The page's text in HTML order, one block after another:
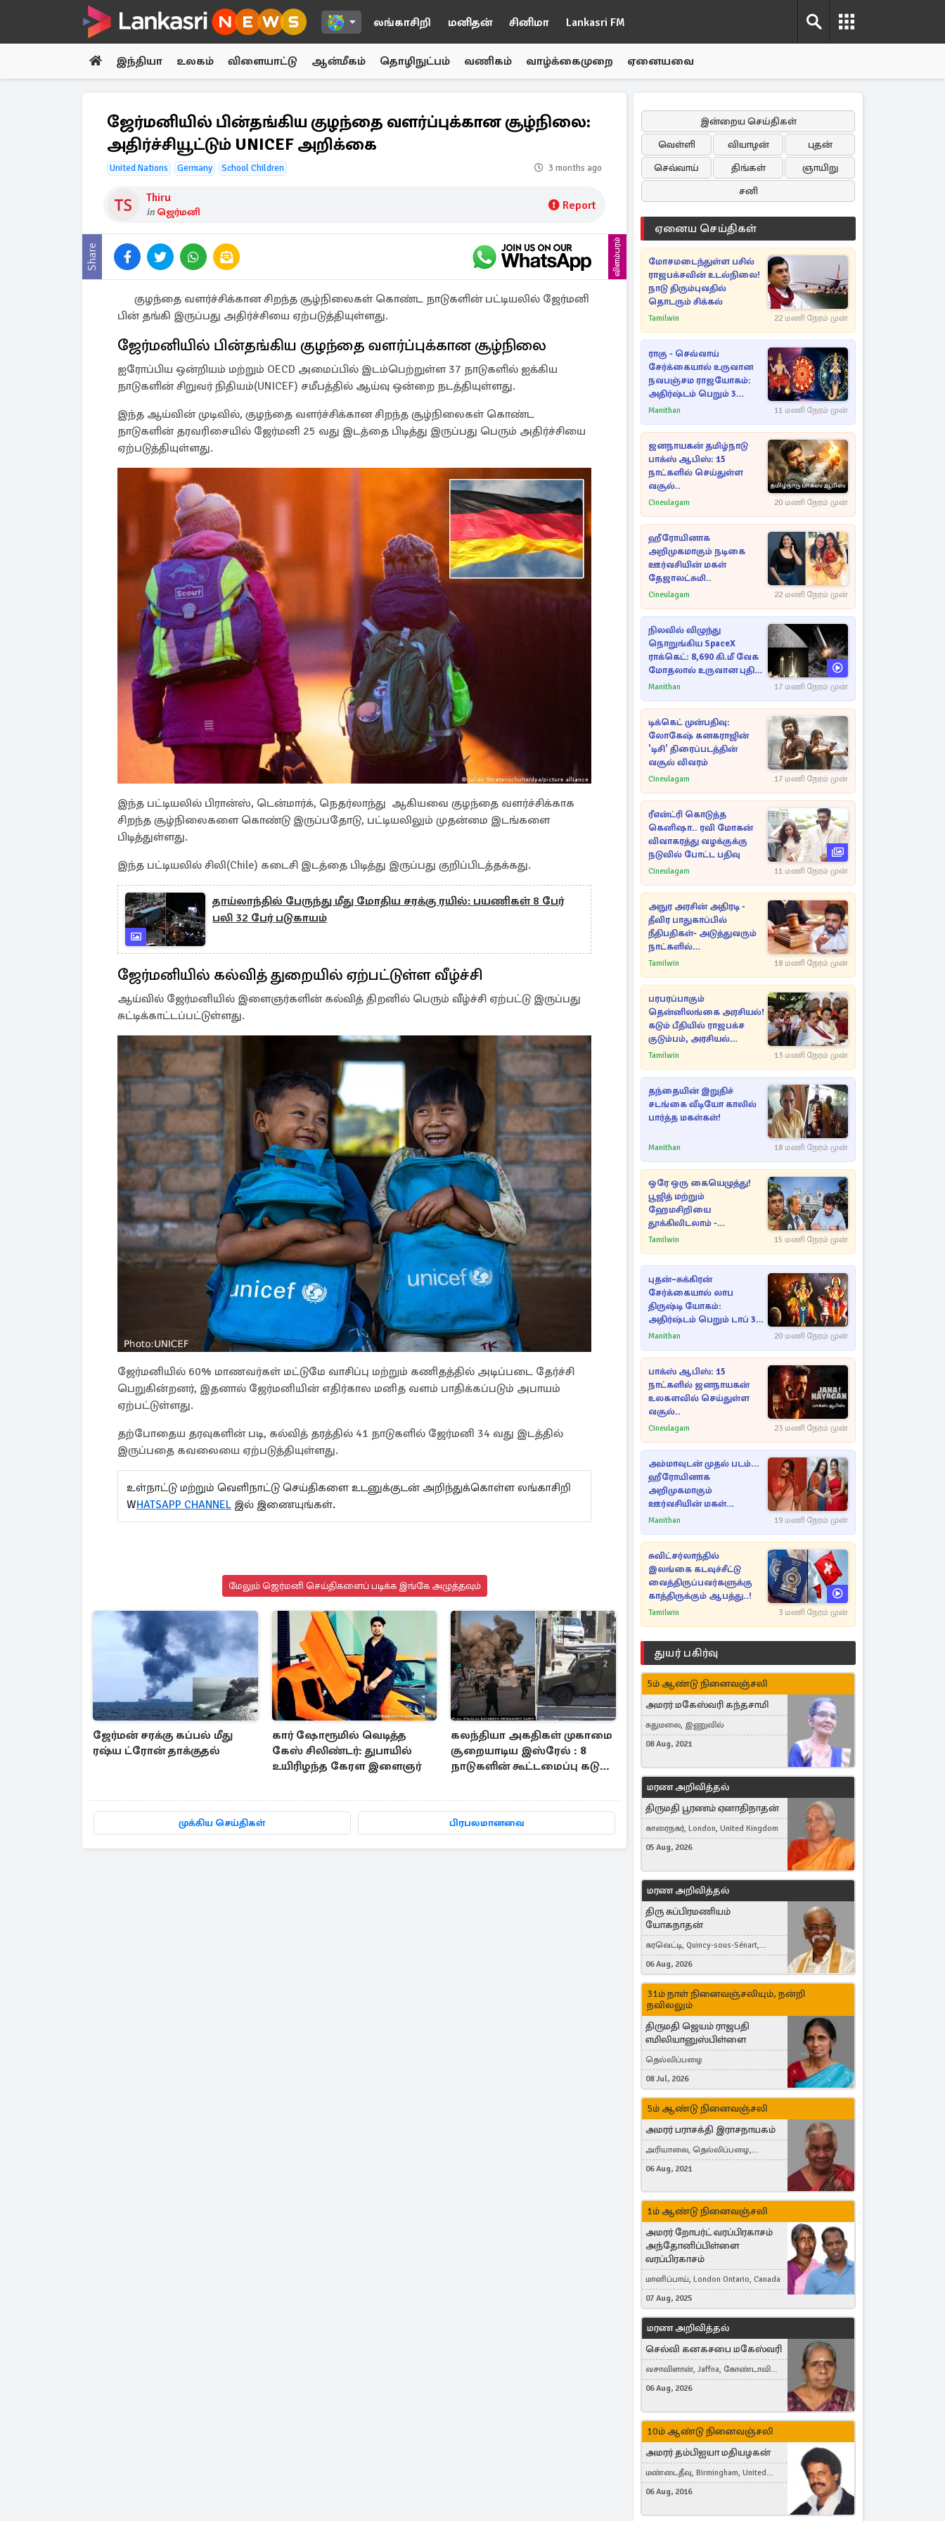
லங்காசிறி மனிதன் சினிமா Lankasri FM
இந்தியா உலகம் விளையாட்டு ஆன்மீகம் தொழிநுட்பம் வணிகம் வாழ்க்கைமுறை ஏனையவை
ஜேர்மனியில் பின்தங்கிய குழந்தை வளர்ப்புக்கான சூழ்நிலை:
அதிர்ச்சியூட்டும் UNICEF அறிக்கை
United Nations Germany School Children 3 months ago
Thiru
in ஜெர்மனி Report
Share விளம்பரம்
குழந்தை வளர்ச்சிக்கான சிறந்த சூழ்நிலைகள் கொண்ட நாடுகளின் பட்டியலில் ஜேர்மனி
பின் தங்கி இருப்பது அதிர்ச்சியை ஏற்படுத்தியுள்ளது.
ஜேர்மனியில் பின்தங்கிய குழந்தை வளர்ப்புக்கான சூழ்நிலை
ஐரோப்பிய ஒன்றியம் மற்றும் OECD அமைப்பில் இடம்பெற்றுள்ள 37 நாடுகளில் ஐக்கிய
நாடுகளின் சிறுவர் நிதியம்(UNICEF) சமீபத்தில் ஆய்வு ஒன்றை நடத்தியுள்ளது.
இந்த ஆய்வின் முடிவில், குழந்தை வளர்ச்சிக்கான சிறந்த சூழ்நிலைகள் கொண்ட
நாடுகளின் தரவரிசையில் ஜேர்மனி 25 வது இடத்தை பிடித்து இருப்பது பெரும் அதிர்ச்சியை
ஏற்படுத்தியுள்ளது.
இந்த பட்டியலில் பிரான்ஸ், டென்மார்க், நெதர்லாந்து ஆகியவை குழந்தை வளர்ச்சிக்காக
சிறந்த சூழ்நிலைகளை கொண்டு இருப்பதோடு, பட்டியலிலும் முதன்மை இடங்களை
பிடித்துள்ளது.
இந்த பட்டியலில் சிலி(Chile) கடைசி இடத்தை பிடித்து இருப்பது குறிப்பிடத்தக்கது.
தாய்லாந்தில் பேருந்து மீது மோதிய சரக்கு ரயில்: பயணிகள் 8 பேர்
பலி 32 பேர் படுகாயம்
ஜேர்மனியில் கல்வித் துறையில் ஏற்பட்டுள்ள வீழ்ச்சி
ஆய்வில் ஜேர்மனியில் இளைஞர்களின் கல்வித் திறனில் பெரும் வீழ்ச்சி ஏற்பட்டு இருப்பது
சுட்டிக்காட்டப்பட்டுள்ளது.
ஜேர்மனியில் 60% மாணவர்கள் மட்டுமே வாசிப்பு மற்றும் கணிதத்தில் அடிப்படை தேர்ச்சி
பெறுகின்றனர், இதனால் ஜேர்மனியின் எதிர்கால மனித வளம் பாதிக்கப்படும் அபாயம்
ஏற்பட்டுள்ளது.
தற்போதைய தரவுகளின் படி, கல்வித் தரத்தில் 41 நாடுகளில் ஜேர்மனி 34 வது இடத்தில்
இருப்பதை கவலையை ஏற்படுத்தியுள்ளது.
உள்நாட்டு மற்றும் வெளிநாட்டு செய்திகளை உடனுக்குடன் அறிந்துக்கொள்ள லங்காசிறி
WHATSAPP CHANNEL இல் இணையுங்கள்.
மேலும் ஜெர்மனி செய்திகளைப் படிக்க இங்கே அழுத்தவும்
ஜேர்மன் சரக்கு கப்பல் மீது
ரஷ்ய ட்ரோன் தாக்குதல்
கார் ஷோரூமில் வெடித்த
கேஸ் சிலிண்டர்: துபாயில்
உயிரிழந்த கேரள இளைஞர்
கலந்தியா அகதிகள் முகாமை
சூறையாடிய இஸ்ரேல் : 8
நாடுகளின் கூட்டமைப்பு கடும்
முக்கிய செய்திகள் பிரபலமானவை
இன்றைய செய்திகள்
வெள்ளி
வியாழன்
புதன்
செவ்வாய்
திங்கள்
ஞாயிறு
சனி
ஏனைய செய்திகள்
மோசமடைந்துள்ள பசில்
ராஜபக்சவின் உடல்நிலை!
நாடு திரும்புவதில்
தொடரும் சிக்கல்
Tamilwin 22 மணி நேரம் முன்
ராகு - செவ்வாய்
சேர்க்கையால் உருவான
நவபஞ்சம ராஜயோகம்:
அதிர்ஷ்டம் பெறும் 3
ராசிகள்!
Manithan 11 மணி நேரம் முன்
ஜனநாயகன் தமிழ்நாடு
பாக்ஸ் ஆபிஸ்: 15
நாட்களில் செய்துள்ள
வசூல்..
Cineulagam 20 மணி நேரம் முன்
ஹீரோயினாக
அறிமுகமாகும் நடிகை
ஊர்வசியின் மகள்
தேஜாலட்சுமி..
Cineulagam 22 மணி நேரம் முன்
நிலவில் விழுந்து
நொறுங்கிய SpaceX
ராக்கெட்: 8,690 கி.மீ வேக
மோதலால் உருவான புதிய
பள்ளம்!
Manithan 17 மணி நேரம் முன்
டிக்கெட் முன்பதிவு:
லோகேஷ் கனகராஜின்
'டிசி' திரைப்படத்தின்
வசூல் விவரம்
Cineulagam 17 மணி நேரம் முன்
ரீஎன்ட்ரி கொடுத்த
கெனிஷா.. ரவி மோகன்
விவாகரத்து வழக்குக்கு
நடுவில் போட்ட பதிவு
Cineulagam 11 மணி நேரம் முன்
அநுர அரசின் அதிரடி -
தீவிர பாதுகாப்பில்
நீதிபதிகள்- அடுத்துவரும்
நாட்களில்
அம்பலமாகவுள்ள ரகசியம்
Tamilwin 18 மணி நேரம் முன்
பரபரப்பாகும்
தென்னிலங்கை அரசியல்!
கடும் பீதியில் ராஜபக்ச
குடும்பம், அரசியல்
நட்புகள்
Tamilwin 13 மணி நேரம் முன்
தந்தையின் இறுதிச்
சடங்கை வீடியோ காலில்
பார்த்த மகள்கள்!
Manithan 18 மணி நேரம் முன்
ஒரே ஒரு கையெழுத்து!
பூஜித் மற்றும்
ஹேமசிறியை
தூக்கிலிடலாம் -
அநுரவுக்குச் சென்ற
Tamilwin 15 மணி நேரம் முன்
புதன்–சுக்கிரன்
சேர்க்கையால் லாப
திருஷ்டி யோகம்:
அதிர்ஷ்டம் பெறும் டாப் 3
ராசிகள்!
Manithan 20 மணி நேரம் முன்
பாக்ஸ் ஆபிஸ்: 15
நாட்களில் ஜனநாயகன்
உலகளவில் செய்துள்ள
வசூல்..
Cineulagam 23 மணி நேரம் முன்
அம்மாவுடன் முதல் படம்...
ஹீரோயினாக
அறிமுகமாகும்
ஊர்வசியின் மகள்
தேஜலட்சுமி!
Manithan 19 மணி நேரம் முன்
சுவிட்சர்லாந்தில்
இலங்கை கடவுச்சீட்டு
வைத்திருப்பவர்களுக்கு
காத்திருக்கும் ஆபத்து..!
Tamilwin 3 மணி நேரம் முன்
துயர் பகிர்வு
5ம் ஆண்டு நினைவஞ்சலி
அமரர் மகேஸ்வரி கந்தசாமி
சுதுமலை, இணுவில்
08 Aug, 2021
மரண அறிவித்தல்
திருமதி பூரணம் ஏனாதிநாதன்
காரைநகர், London, United Kingdom
05 Aug, 2026
மரண அறிவித்தல்
திரு சுப்பிரமணியம்
யோகநாதன்
கரவெட்டி, Quincy-sous-Sénart,
France
06 Aug, 2026
31ம் நாள் நினைவஞ்சலியும், நன்றி
நவிலலும்
திருமதி ஜெயம் ராஜபதி
எமிலியானுஸ்பிள்ளை
தெல்லிப்பழை
08 Jul, 2026
5ம் ஆண்டு நினைவஞ்சலி
அமரர் பராசக்தி இராசநாயகம்
அரியாலை, தெல்லிப்பழை,
Montreal, Canada
06 Aug, 2021
1ம் ஆண்டு நினைவஞ்சலி
அமரர் றோபர்ட் வரப்பிரகாசம்
அந்தோனிப்பிள்ளை
வரப்பிரகாசம்
மானிப்பாய், London Ontario, Canada
07 Aug, 2025
மரண அறிவித்தல்
செல்வி கனகசபை மகேஸ்வரி
வசாவிளான், Jaffna, கோண்டாவில்
கிழக்கு
06 Aug, 2026
10ம் ஆண்டு நினைவஞ்சலி
அமரர் தம்பிஐயா மதியழகன்
மண்டைதீவு, Birmingham, United
Kingdom
06 Aug, 2016